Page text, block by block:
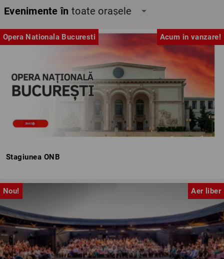
Evenimente în toate orașele arrow_drop_down
Opera Nationala Bucuresti Acum in vanzare!
Stagiunea ONB
Nou! Aer liber